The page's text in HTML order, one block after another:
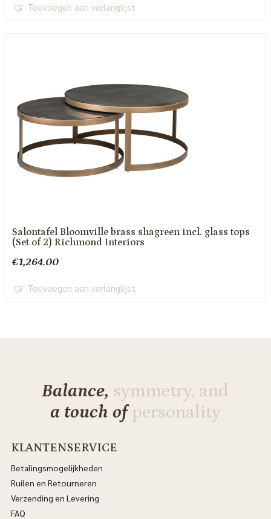
Toevoegen aan verlanglijst
Salontafel Bloomville brass shagreen incl. glass tops
(Set of 2) Richmond Interiors
€1,264.00
Toevoegen aan verlanglijst
Balance, symmetry, and
a touch ofpersonality
KLANTENSERVICE
Betalingsmogelijkheden
Ruilen en Retourneren
Verzending en Levering
FAQ